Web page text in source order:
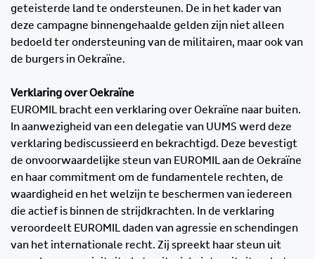
geteisterde land te ondersteunen. De in het kader van
deze campagne binnengehaalde gelden zijn niet alleen
bedoeld ter ondersteuning van de militairen, maar ook van
de burgers in Oekraïne.
Verklaring over Oekraïne
EUROMIL bracht een verklaring over Oekraïne naar buiten.
In aanwezigheid van een delegatie van UUMS werd deze
verklaring bediscussieerd en bekrachtigd. Deze bevestigt
de onvoorwaardelijke steun van EUROMIL aan de Oekraïne
en haar commitment om de fundamentele rechten, de
waardigheid en het welzijn te beschermen van iedereen
die actief is binnen de strijdkrachten. In de verklaring
veroordeelt EUROMIL daden van agressie en schendingen
van het internationale recht. Zij spreekt haar steun uit